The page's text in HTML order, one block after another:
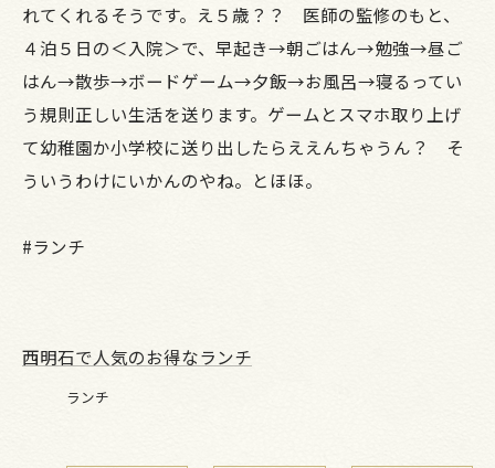
れてくれるそうです。え５歳？？ 医師の監修のもと、
４泊５日の＜入院＞で、早起き→朝ごはん→勉強→昼ご
はん→散歩→ボードゲーム→夕飯→お風呂→寝るってい
う規則正しい生活を送ります。ゲームとスマホ取り上げ
て幼稚園か小学校に送り出したらええんちゃうん？ そ
ういうわけにいかんのやね。とほほ。
#ランチ
西明石で人気のお得なランチ
ランチ